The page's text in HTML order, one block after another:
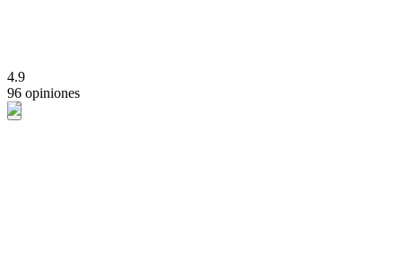
4.9
96 opiniones